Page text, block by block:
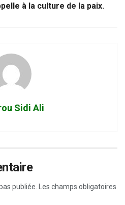
à la culture de la paix.
Sidi Ali
publiée. Les champs obligatoires